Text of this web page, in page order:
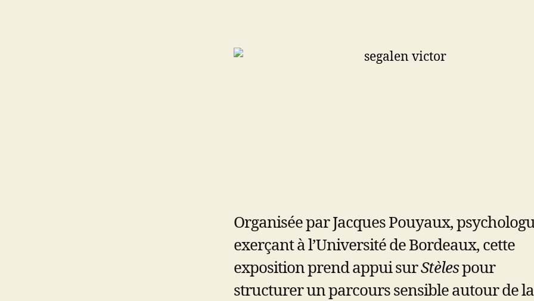
Organisée par Jacques Pouyaux,
exerçant à l’Université de Bordeaux, cette
exposition prend appui surStèlespour
structurer un parcours sensible autour de la